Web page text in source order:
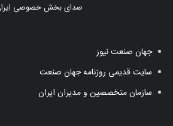
صدای بخش خصوصی
جهان صنعت نیوز
سایت قدیمی روزنامه جهان صنعت
سازمان متخصصین و مدیران ایران